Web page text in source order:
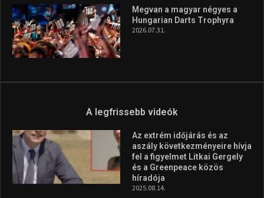
Megvan a magyar négyes a
Hungarian Darts Trophyra
2026.07.31.
A legfrissebb videók
Az extrém időjárás és az
aszály következményeire hívja
fel a figyelmet Litkai Gergely
és a Greenpeace közös
híradója
2025.08.14.